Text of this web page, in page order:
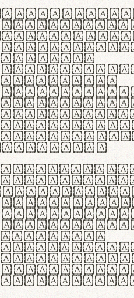
dolor sit
ergonomia
et
potenti.
ante
orci
non
vel.
purus
materia
dolor in
in
cillum
pariatur.
lectus